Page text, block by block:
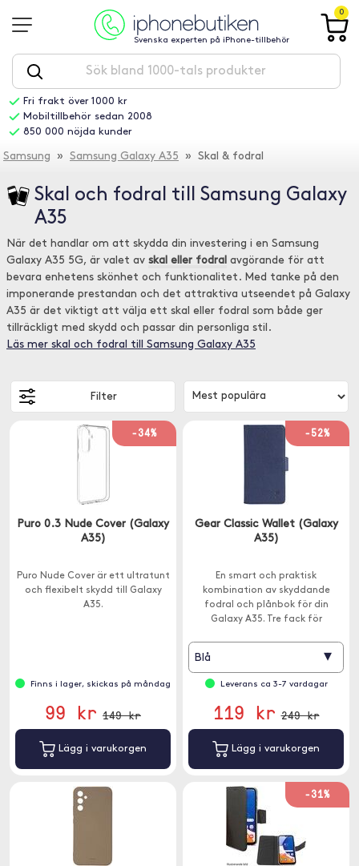
Svenska experten på iPhone-tillbehör
0
Fri frakt över 1000 kr
Mobiltillbehör sedan 2008
850 000 nöjda kunder
Samsung » Samsung Galaxy A35 » Skal & fodral
Skal och fodral till Samsung Galaxy
A35
När det handlar om att skydda din investering i en Samsung
Galaxy A35 5G, är valet av skal eller fodral avgörande för att
bevara enhetens skönhet och funktionalitet. Med tanke på den
imponerande prestandan och det attraktiva utseendet på Galaxy
A35 är det viktigt att välja ett skal eller fodral som både ger
tillräckligt med skydd och passar din personliga stil.
Läs mer skal och fodral till Samsung Galaxy A35
Filter
-34%
Puro 0.3 Nude Cover (Galaxy
A35)
Puro Nude Cover är ett ultratunt
och flexibelt skydd till Galaxy
A35.
Finns i lager, skickas på måndag
99 kr 149 kr
Lägg i varukorgen
-52%
Gear Classic Wallet (Galaxy
A35)
En smart och praktisk
kombination av skyddande
fodral och plånbok för din
Galaxy A35. Tre fack för
Blå ▾
Leverans ca 3-7 vardagar
119 kr 249 kr
Lägg i varukorgen
-31%